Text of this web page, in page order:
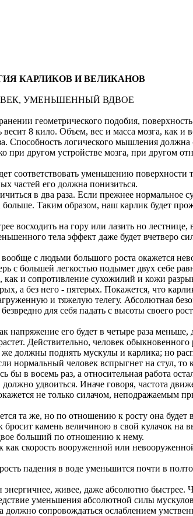
КАРЛИКОВ И ВЕЛИКАНОВ
УМЕНЬШЕННЫЙ ВДВОЕ
геометрического подобия,
8 кило. Объем, вес и масса мозга, как
логического мышления должна
другом устройстве мозга, при другом
уменьшению поверхности
частей его должна понизиться.
в два раза. Если прежнее нормальное
Таким образом, наш карлик будет
восходить на гору или лазить но
тела эффект даже будет вчетверо
с людьми большого роста окажется
с большей легкостью подымет двух себе
и сопротивление сухожилий и кожи
а без него - пятерых. Покажется, что
и тяжелую телегу. Абсолютная
для себя падать с высоты своего
напряжение его будет в четыре раза
Действительно, человек
должны поднять мускулы и карлика; но
человек вспрыгнет на стул, то
в восемь раз, а относительная работа
удвоиться. Иначе говоря, частота
не только силачом,
та же, но по отношению к росту она
камень величиною в свой кулачок на
больший по отношению к нему.
скорость вооруженной или
падения в воде уменьшится почти в
живее, даже абсолютно
уменьшения абсолютной силы
сопровождаться ослаблением